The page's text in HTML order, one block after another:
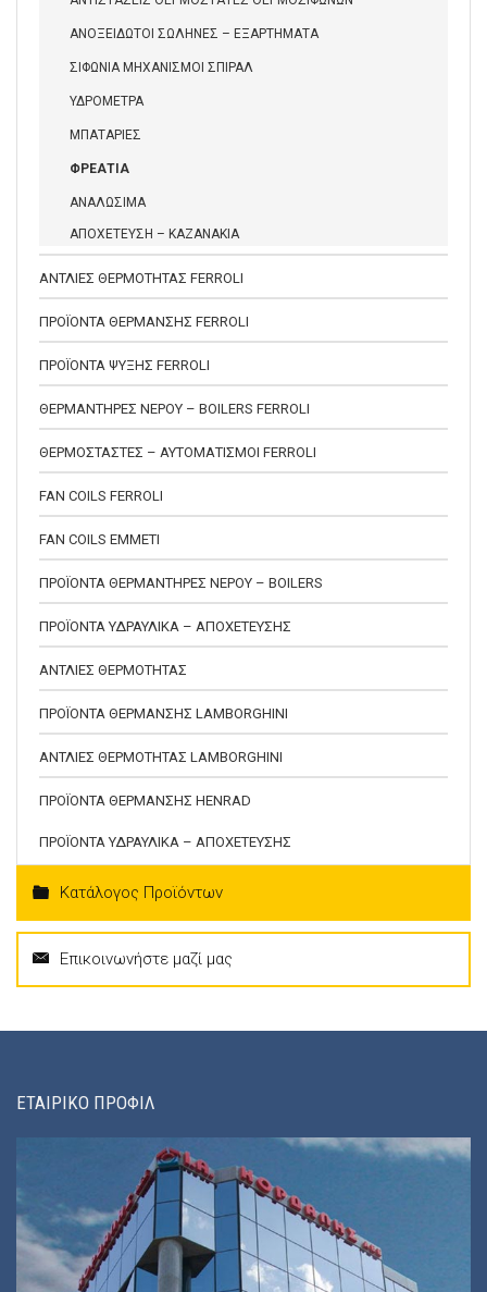
ΑΝΟΞΕΙΔΩΤΟΙ ΣΩΛΗΝΕΣ – ΕΞΑΡΤΗΜΑΤΑ
ΣΙΦΩΝΙΑ ΜΗΧΑΝΙΣΜΟΙ ΣΠΙΡΑΛ
ΥΔΡΟΜΕΤΡΑ
ΜΠΑΤΑΡΙΕΣ
ΦΡΕΑΤΙΑ
ΑΝΑΛΩΣΙΜΑ
ΑΠΟΧΕΤΕΥΣΗ – ΚΑΖΑΝΑΚΙΑ
ΑΝΤΛΙΕΣ ΘΕΡΜΟΤΗΤΑΣ FERROLI
ΠΡΟΪΟΝΤΑ ΘΕΡΜΑΝΣΗΣ FERROLI
ΠΡΟΪΟΝΤΑ ΨΥΞΗΣ FERROLI
ΘΕΡΜΑΝΤΗΡΕΣ ΝΕΡΟΥ – BOILERS FERROLI
ΘΕΡΜΟΣΤΑΣΤΕΣ – ΑΥΤΟΜΑΤΙΣΜΟΙ FERROLI
FAN COILS FERROLI
FAN COILS EMMETI
ΠΡΟΪΟΝΤΑ ΘΕΡΜΑΝΤΗΡΕΣ ΝΕΡΟΥ – BOILERS
ΠΡΟΪΟΝΤΑ ΥΔΡΑΥΛΙΚΑ – ΑΠΟΧΕΤΕΥΣΗΣ
ΑΝΤΛΙΕΣ ΘΕΡΜΟΤΗΤΑΣ
ΠΡΟΪΟΝΤΑ ΘΕΡΜΑΝΣΗΣ LAMBORGHINI
ΑΝΤΛΙΕΣ ΘΕΡΜΟΤΗΤΑΣ LAMBORGHINI
ΠΡΟΪΟΝΤΑ ΘΕΡΜΑΝΣΗΣ HENRAD
ΠΡΟΪΟΝΤΑ ΥΔΡΑΥΛΙΚΑ – ΑΠΟΧΕΤΕΥΣΗΣ
Κατάλογος Προϊόντων
Επικοινωνήστε μαζί μας
ΕΤΑΙΡΙΚΟ ΠΡΟΦΙΛ